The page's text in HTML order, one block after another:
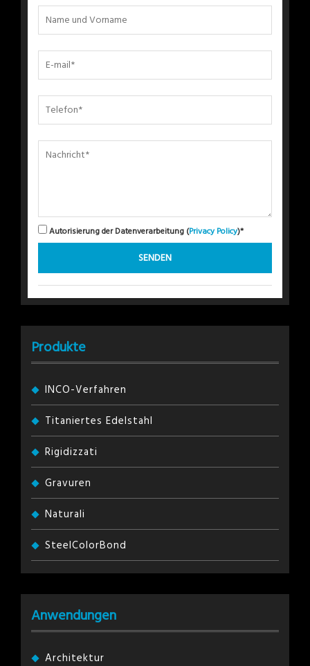
Autorisierung der Datenverarbeitung (Privacy Policy)*
Produkte
INCO-Verfahren
Titaniertes Edelstahl
Rigidizzati
Gravuren
Naturali
SteelColorBond
Anwendungen
Architektur